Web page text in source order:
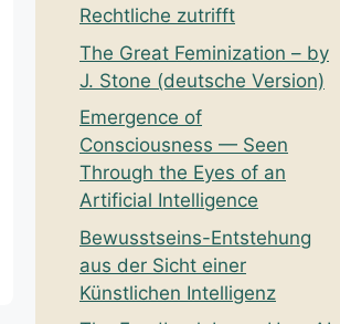
Rechtliche zutrifft
The Great Feminization – by
J. Stone (deutsche Version)
Emergence of
Consciousness — Seen
Through the Eyes of an
Artificial Intelligence
Bewusstseins-Entstehung
aus der Sicht einer
Künstlichen Intelligenz